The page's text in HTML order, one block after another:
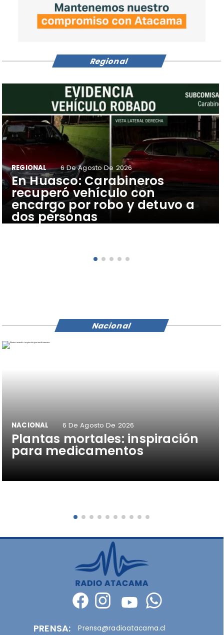
​En Huasco: Carabineros
recuperó vehículo con
encargo por robo y detuvo a
dos personas
REGIONAL 6 De Agosto De 2026
Regional
Plantas mortales: inspiración
para medicamentos
NACIONAL 6 De Agosto De 2026
Nacional
PRENSA: Prensa@radioatacama.cl